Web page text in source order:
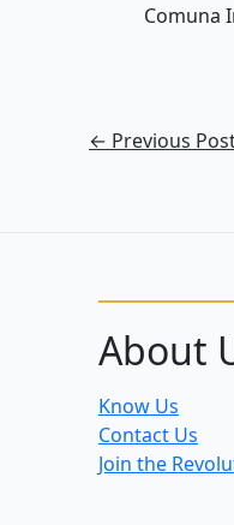
Comuna
← Previous
About
Know Us
Contact Us
Join the